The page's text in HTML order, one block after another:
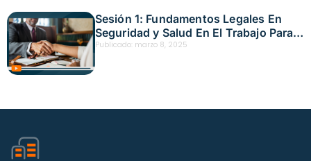
Sesión 1: Fundamentos Legales En
Seguridad y Salud En El Trabajo Para
El Sector Comercio Fecha: febrero 26,
Publicado: marzo 8, 2025